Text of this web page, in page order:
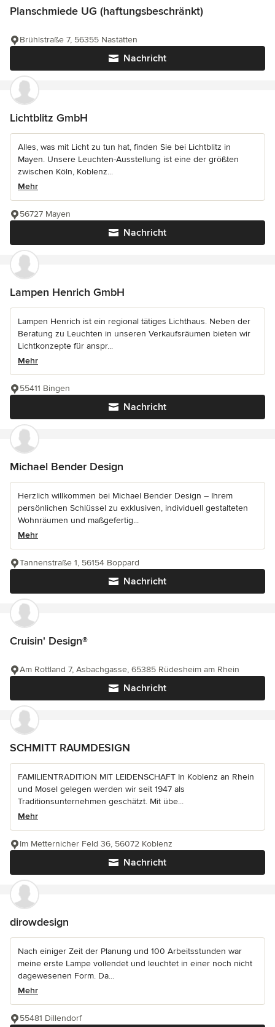
Planschmiede UG (haftungsbeschränkt)
Nachricht
Brühlstraße 7, 56355 Nastätten
Lichtblitz GmbH
Alles, was mit Licht zu tun hat, finden Sie bei Lichtblitz in
Mayen. Unsere Leuchten-Ausstellung ist eine der größten
zwischen Köln, Koblenz...
Mehr
Nachricht
56727 Mayen
Lampen Henrich GmbH
Lampen Henrich ist ein regional tätiges Lichthaus. Neben der
Beratung zu Leuchten in unseren Verkaufsräumen bieten wir
Lichtkonzepte für anspr...
Mehr
Nachricht
55411 Bingen
Michael Bender Design
Herzlich willkommen bei Michael Bender Design – Ihrem
persönlichen Schlüssel zu exklusiven, individuell gestalteten
Wohnräumen und maßgefertig...
Mehr
Nachricht
Tannenstraße 1, 56154 Boppard
Cruisin' Design®
Nachricht
Am Rottland 7, Asbachgasse, 65385 Rüdesheim am Rhein
SCHMITT RAUMDESIGN
FAMILIENTRADITION MIT LEIDENSCHAFT In Koblenz an Rhein
und Mosel gelegen werden wir seit 1947 als
Traditionsunternehmen geschätzt. Mit übe...
Mehr
Nachricht
Im Metternicher Feld 36, 56072 Koblenz
dirowdesign
Nach einiger Zeit der Planung und 100 Arbeitsstunden war
meine erste Lampe vollendet und leuchtet in einer noch nicht
dagewesenen Form. Da...
Mehr
55481 Dillendorf